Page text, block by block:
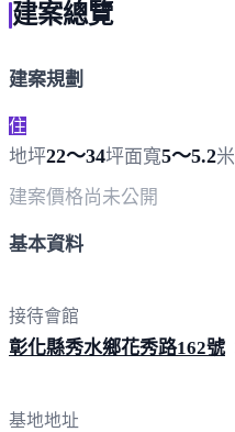
建案總覽
建案規劃
住
地坪22～34坪面寬5～5.2米
建案價格尚未公開
基本資料
接待會館
彰化縣秀水鄉花秀路162號
基地地址